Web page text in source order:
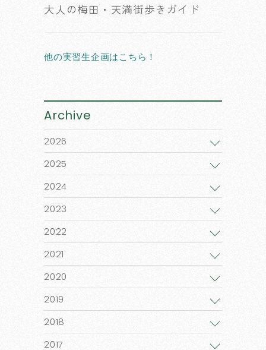
大人の梅田・天満街歩きガイド
他の実習生企画はこちら！
Archive
2026
2025
2024
2023
2022
2021
2020
2019
2018
2017